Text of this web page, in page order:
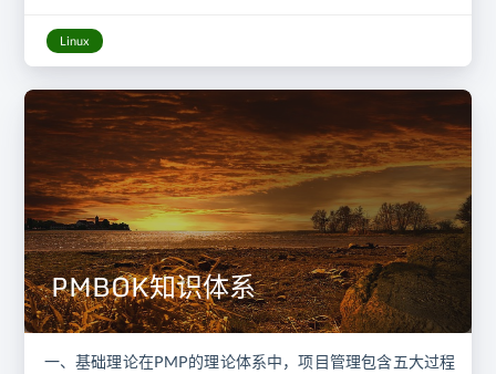
Linux
PMBOK知识体系
一、基础理论在PMP的理论体系中，项目管理包含五大过程